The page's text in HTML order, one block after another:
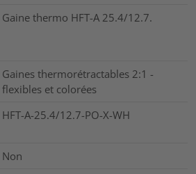
Gaine thermo HFT-A 25.4/12.7.
Gaines thermorétractables 2:1 -
flexibles et colorées
HFT-A-25.4/12.7-PO-X-WH
Non